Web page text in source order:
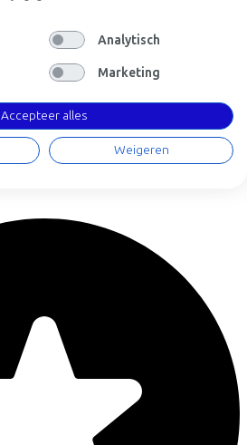
Analytisch
Marketing
Accepteer alles
Weigeren